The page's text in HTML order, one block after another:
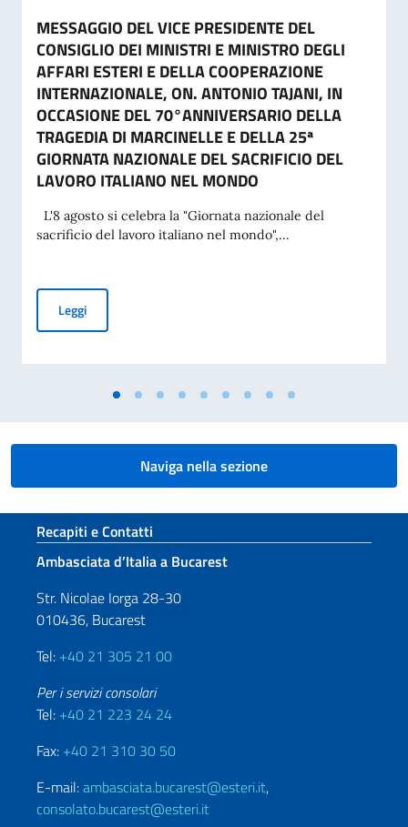
MESSAGGIO DEL VICE PRESIDENTE DEL
CONSIGLIO DEI MINISTRI E MINISTRO DEGLI
AFFARI ESTERI E DELLA COOPERAZIONE
INTERNAZIONALE, ON. ANTONIO TAJANI, IN
OCCASIONE DEL 70°ANNIVERSARIO DELLA
TRAGEDIA DI MARCINELLE E DELLA 25ª
GIORNATA NAZIONALE DEL SACRIFICIO DEL
LAVORO ITALIANO NEL MONDO
L'8 agosto si celebra la "Giornata nazionale del
sacrificio del lavoro italiano nel mondo",...
LeggiMESSAGGIO DEL VICE PRESIDENTE DEL CONSIGLIO DEI
Naviga nella sezione
Sezione footer
Recapiti e Contatti
Ambasciata d’Italia a Bucarest
Str. Nicolae Iorga 28-30
010436, Bucarest
Tel: +40 21 305 21 00
Per i servizi consolari
Tel: +40 21 223 24 24
Fax: +40 21 310 30 50
E-mail:ambasciata.bucarest@esteri.it,
consolato.bucarest@esteri.it